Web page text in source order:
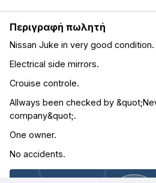
Περιγραφή πωλητή
Nissan Juke in very good
Electrical side mirrors.
Crouise controle.
Allways been checked by
company&quot;.
One owner.
No accidents.